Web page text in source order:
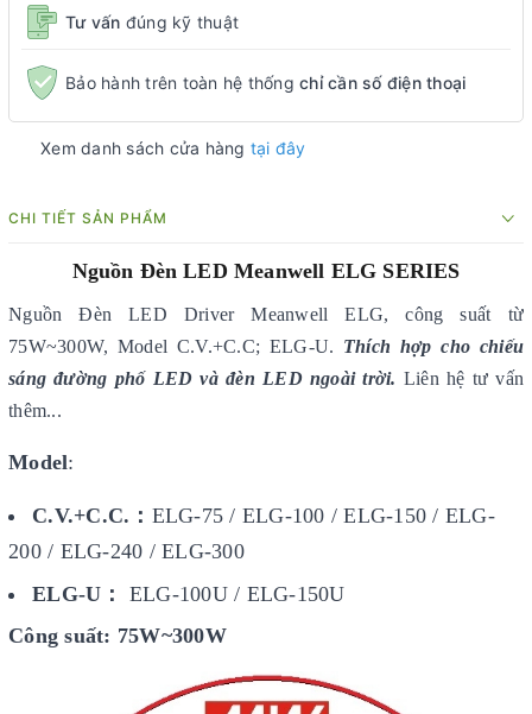
Tư vấn đúng kỹ thuật
Bảo hành trên toàn hệ thống chỉ cần số điện thoại
Xem danh sách cửa hàng tại đây
CHI TIẾT SẢN PHẨM
Nguồn Đèn LED Meanwell ELG SERIES
Nguồn Đèn LED Driver Meanwell ELG, công suất từ
75W~300W, Model C.V.+C.C; ELG-U. Thích hợp cho chiếu
sáng đường phố LED và đèn LED ngoài trời. Liên hệ tư vấn
thêm...
Model:
C.V.+C.C.： ELG-75 / ELG-100 / ELG-150 / ELG-
200 / ELG-240 / ELG-300
ELG-U：
ELG-100U / ELG-150U
Công suất: 75W~300W